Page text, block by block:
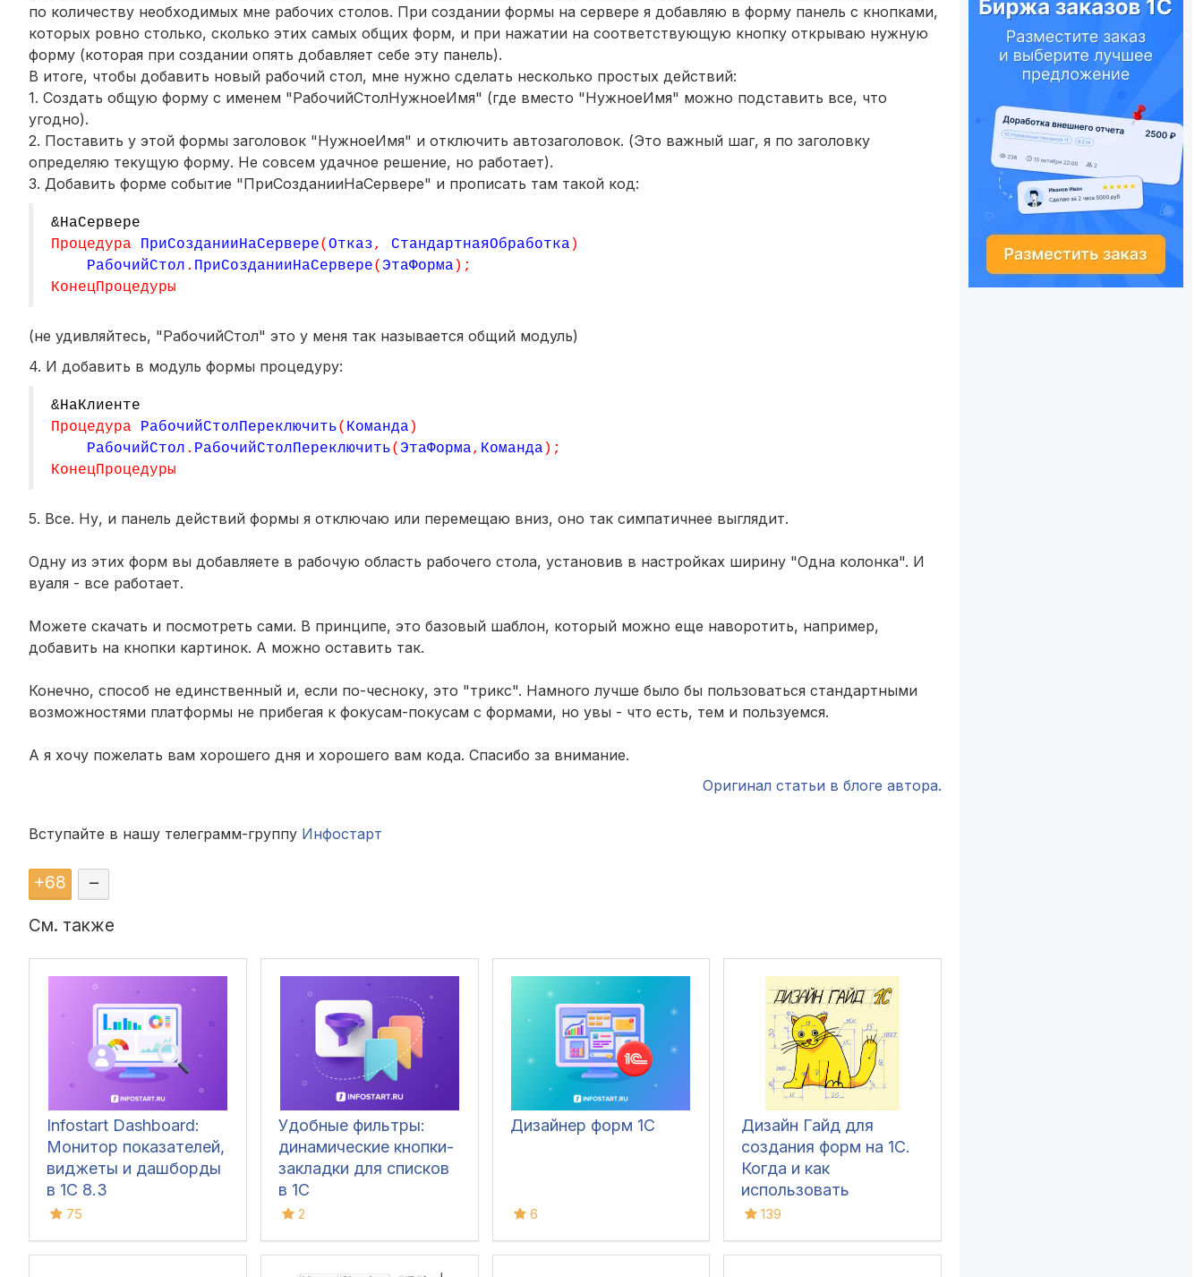
по количеству необходимых мне рабочих столов. При создании формы на сервере я добавляю в форму панель с кнопками,
которых ровно столько, сколько этих самых общих форм, и при нажатии на соответствующую кнопку открываю нужную
форму (которая при создании опять добавляет себе эту панель).
В итоге, чтобы добавить новый рабочий стол, мне нужно сделать несколько простых действий:
1. Создать общую форму с именем "РабочийСтолНужноеИмя" (где вместо "НужноеИмя" можно подставить все, что
угодно).
2. Поставить у этой формы заголовок "НужноеИмя" и отключить автозаголовок. (Это важный шаг, я по заголовку
определяю текущую форму. Не совсем удачное решение, но работает).
3. Добавить форме событие "ПриСозданииНаСервере" и прописать там такой код:
&НаСервере
Процедура ПриСозданииНаСервере( Отказ, СтандартнаяОбработка )
РабочийСтол . ПриСозданииНаСервере( ЭтаФорма );
КонецПроцедуры
(не удивляйтесь, "РабочийСтол" это у меня так называется общий модуль)
4. И добавить в модуль формы процедуру:
&НаКлиенте
Процедура РабочийСтолПереключить( Команда )
РабочийСтол . РабочийСтолПереключить( ЭтаФорма, Команда );
КонецПроцедуры
5. Все. Ну, и панель действий формы я отключаю или перемещаю вниз, оно так симпатичнее выглядит.
Одну из этих форм вы добавляете в рабочую область рабочего стола, установив в настройках ширину "Одна колонка". И
вуаля - все работает.
Можете скачать и посмотреть сами. В принципе, это базовый шаблон, который можно еще наворотить, например,
добавить на кнопки картинок. А можно оставить так.
Конечно, способ не единственный и, если по-чесноку, это "трикс". Намного лучше было бы пользоваться стандартными
возможностями платформы не прибегая к фокусам-покусам с формами, но увы - что есть, тем и пользуемся.
А я хочу пожелать вам хорошего дня и хорошего вам кода. Спасибо за внимание.
Оригинал статьи в блоге автора.
Вступайте в нашу телеграмм-группу Инфостарт
+68 –
См. также
Infostart Dashboard:
Монитор показателей,
виджеты и дашборды
в 1С 8.3
75
Удобные фильтры:
динамические кнопки-
закладки для списков
в 1С
2
Дизайнер форм 1С
6
Дизайн Гайд для
создания форм на 1С.
Когда и как
использовать
различные элементы,
антипримеры по
139